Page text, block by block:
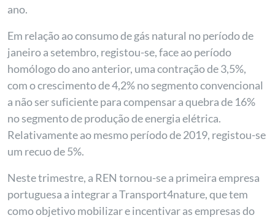
ano.
Em relação ao consumo de gás natural no período de
janeiro a setembro, registou-se, face ao período
homólogo do ano anterior, uma contração de 3,5%,
com o crescimento de 4,2% no segmento convencional
a não ser suficiente para compensar a quebra de 16%
no segmento de produção de energia elétrica.
Relativamente ao mesmo período de 2019, registou-se
um recuo de 5%.
Neste trimestre, a REN tornou-se a primeira empresa
portuguesa a integrar a Transport4nature, que tem
como objetivo mobilizar e incentivar as empresas do